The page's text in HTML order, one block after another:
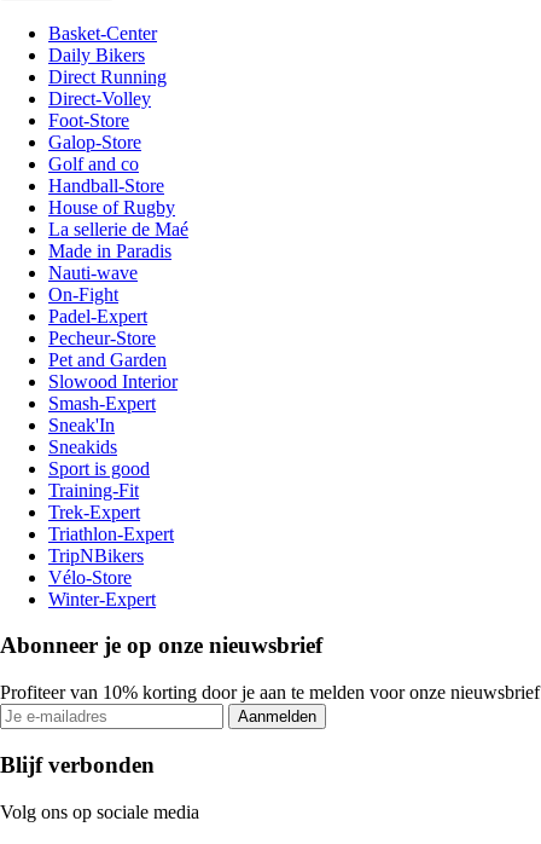
Basket-Center
Daily Bikers
Direct Running
Direct-Volley
Foot-Store
Galop-Store
Golf and co
Handball-Store
House of Rugby
La sellerie de Maé
Made in Paradis
Nauti-wave
On-Fight
Padel-Expert
Pecheur-Store
Pet and Garden
Slowood Interior
Smash-Expert
Sneak'In
Sneakids
Sport is good
Training-Fit
Trek-Expert
Triathlon-Expert
TripNBikers
Vélo-Store
Winter-Expert
Abonneer je op onze nieuwsbrief
Profiteer van 10% korting door je aan te melden voor onze nieuwsbrief
Aanmelden
Blijf verbonden
Volg ons op sociale media